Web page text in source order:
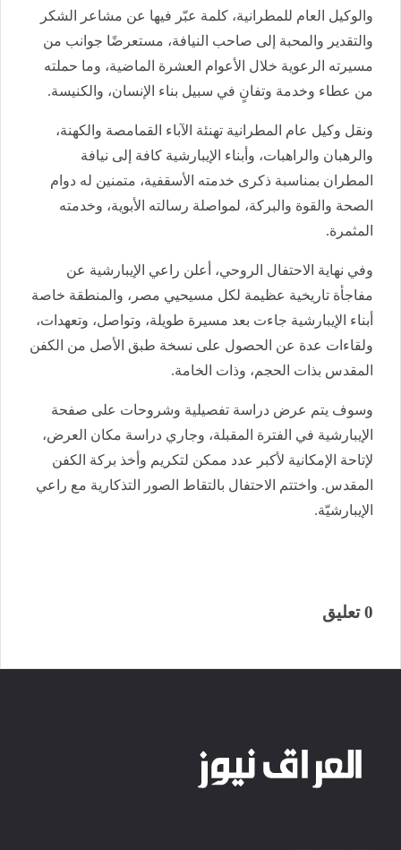
والوكيل العام للمطرانية، كلمة عبّر فيها عن مشاعر الشكر
والتقدير والمحبة إلى صاحب النيافة، مستعرضًا جوانب من
مسيرته الرعوية خلال الأعوام العشرة الماضية، وما حملته
من عطاء وخدمة وتفانٍ في سبيل بناء الإنسان، والكنيسة.
ونقل وكيل عام المطرانية تهنئة الآباء القمامصة والكهنة،
والرهبان والراهبات، وأبناء الإيبارشية كافة إلى نيافة
المطران بمناسبة ذكرى خدمته الأسقفية، متمنين له دوام
الصحة والقوة والبركة، لمواصلة رسالته الأبوية، وخدمته
المثمرة.
وفي نهاية الاحتفال الروحي، أعلن راعي الإيبارشية عن
مفاجأة تاريخية عظيمة لكل مسيحيي مصر، والمنطقة خاصة
أبناء الإيبارشية جاءت بعد مسيرة طويلة، وتواصل، وتعهدات،
ولقاءات عدة عن الحصول على نسخة طبق الأصل من الكفن
المقدس بذات الحجم، وذات الخامة.
وسوف يتم عرض دراسة تفصيلية وشروحات على صفحة
الإيبارشية في الفترة المقبلة، وجاري دراسة مكان العرض،
لإتاحة الإمكانية لأكبر عدد ممكن لتكريم وأخذ بركة الكفن
المقدس. واختتم الاحتفال بالتقاط الصور التذكارية مع راعي
الإيبارشيّة.
0 تعليق